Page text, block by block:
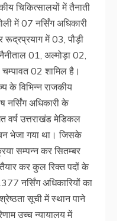
चिकित्सालयों में तैनाती
में 07 नर्सिंग अधिकारी
रूद्रप्रयाग में 03, पौड़ी
01, अल्मोड़ा 02,
02 शामिल है।
के विभिन्न राजकीय
नर्सिंग अधिकारी के
वर्ष उत्तराखंड मेडिकल
भेजा गया था। जिसके
सम्पन्न कर सितम्बर
कर कुल रिक्त पदों के
नर्सिंग अधिकारियों का
सूची में स्थान पाने
उच्च न्यायालय में